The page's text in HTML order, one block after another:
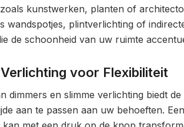
kunstwerken, planten of
wandspotjes, plintverlichting of
de schoonheid van uw ruimte
voor Flexibiliteit
dimmers en slimme verlichting biedt
aan te passen aan uw behoeften.